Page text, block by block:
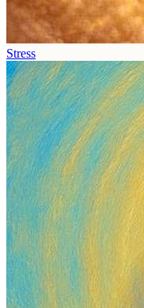
Stress